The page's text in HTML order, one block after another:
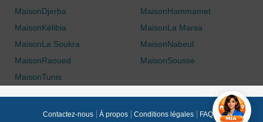
MaisonDjerba
MaisonHammamet
MaisonKélibia
MaisonLa Marsa
MaisonLa Soukra
MaisonNabeul
MaisonRaoued
MaisonSousse
MaisonTunis
Contactez-nous À propos Conditions légales FAQ's